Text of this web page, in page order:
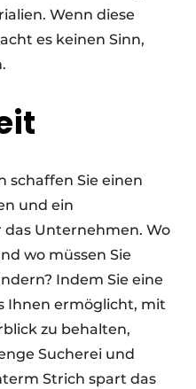
Wenn diese
es keinen Sinn,
schaffen Sie einen
und ein
Unternehmen. Wo
wo müssen Sie
Indem Sie eine
Ihnen ermöglicht, mit
zu behalten,
Sucherei und
Strich spart das